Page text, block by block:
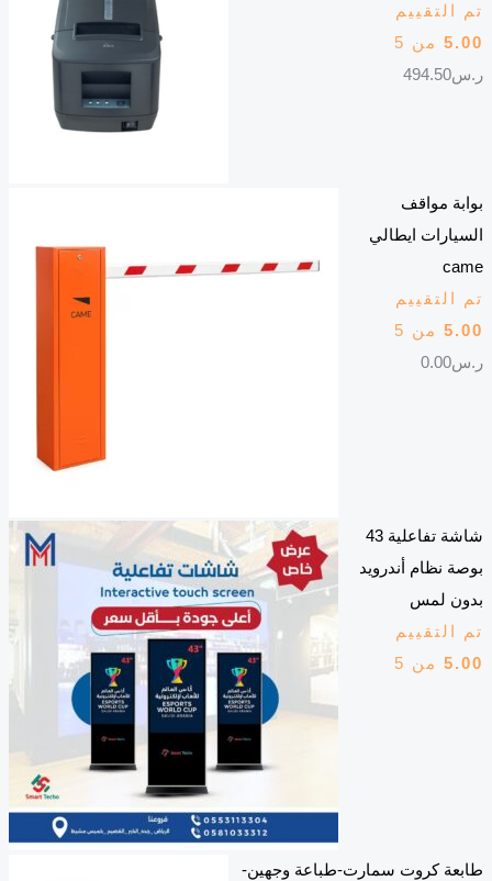
تم التقييم
5.00من 5
ر.س494.50
بوابة مواقف
السيارات ايطالي
came
تم التقييم
5.00من 5
ر.س0.00
شاشة تفاعلية 43
بوصة نظام أندرويد
بدون لمس
تم التقييم
5.00من 5
طابعة كروت سمارت-طباعة وجهين-